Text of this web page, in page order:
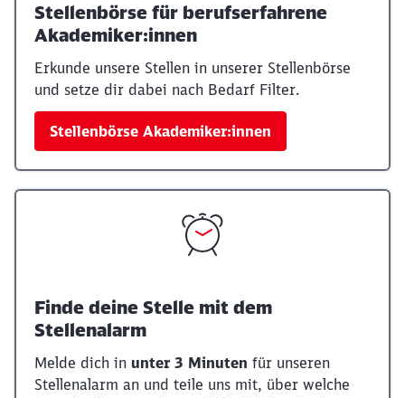
Stellenbörse für berufserfahrene
Akademiker:innen
Erkunde unsere Stellen in unserer Stellenbörse
und setze dir dabei nach Bedarf Filter.
Stellenbörse Akademiker:innen
Finde deine Stelle mit dem
Stellenalarm
Melde dich in unter 3 Minuten für unseren
Stellenalarm an und teile uns mit, über welche